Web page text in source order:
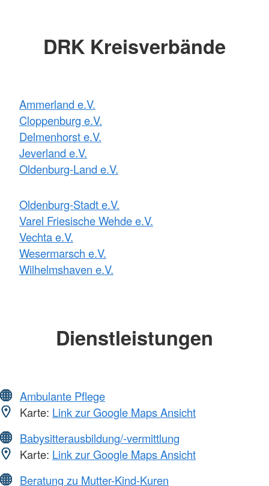
DRK Kreisverbände
Ammerland e.V.
Cloppenburg e.V.
Delmenhorst e.V.
Jeverland e.V.
Oldenburg-Land e.V.
Oldenburg-Stadt e.V.
Varel Friesische Wehde e.V.
Vechta e.V.
Wesermarsch e.V.
Wilhelmshaven e.V.
Dienstleistungen
Ambulante Pflege
Karte: Link zur Google Maps Ansicht
Babysitterausbildung/-vermittlung
Karte: Link zur Google Maps Ansicht
Beratung zu Mutter-Kind-Kuren